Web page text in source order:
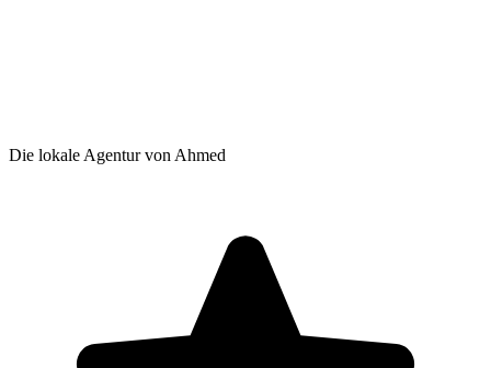
Die lokale Agentur von Ahmed